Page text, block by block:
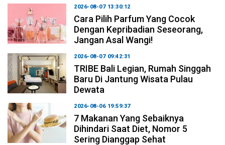
2026-08-07 13:30:12
Cara Pilih Parfum Yang Cocok
Dengan Kepribadian Seseorang,
Jangan Asal Wangi!
2026-08-07 09:42:31
TRIBE Bali Legian, Rumah Singgah
Baru Di Jantung Wisata Pulau
Dewata
2026-08-06 19:59:37
7 Makanan Yang Sebaiknya
Dihindari Saat Diet, Nomor 5
Sering Dianggap Sehat